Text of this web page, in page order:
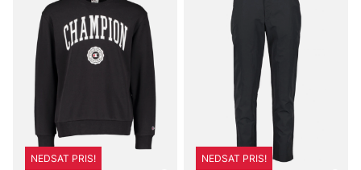
NEDSAT PRIS! NEDSAT PRIS!